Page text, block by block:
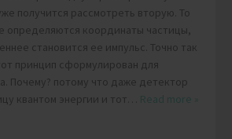
получится рассмотреть вторую. То
определяются координаты частицы,
становится ее импульс. Точно так
принцип сформулирован для
Почему? потому что даже детектор
квантом энергии и тот
Read more »